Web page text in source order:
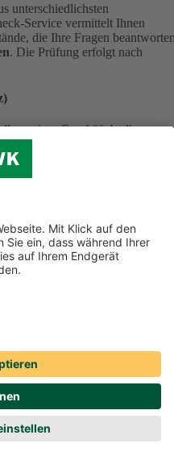
unterschiedlichsten
Service vermittelt Ihnen
die Ihre Fragen
. Die Prüfung erfolgt nach
zu beachten. Wir
versierte selbstständige
AG angeboten.
oder einen Nachfolger
und Rechtsanwälte,
Welche
App der